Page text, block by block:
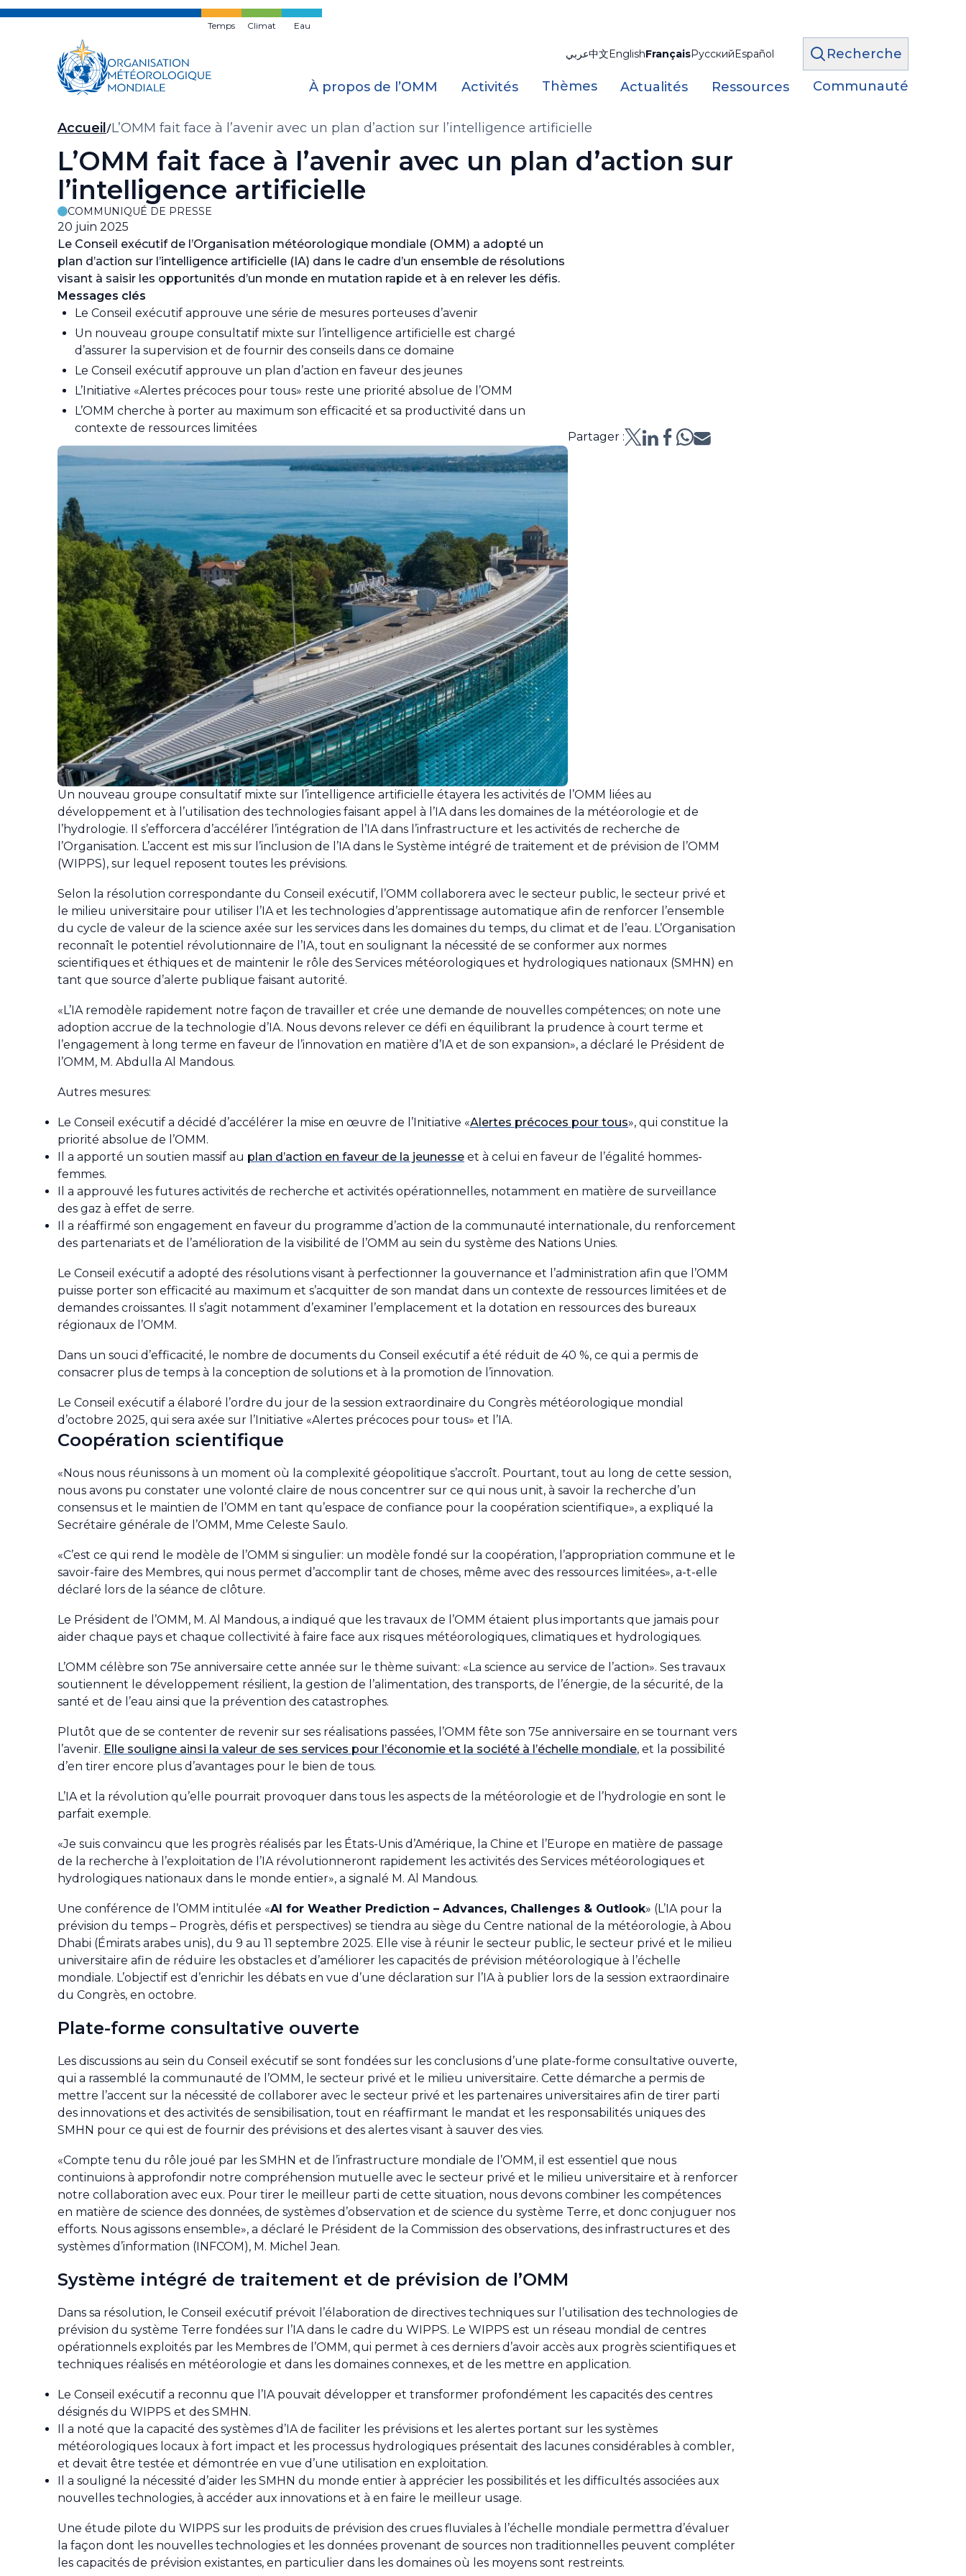
Skip
Temps Climat Eau
عربي中文EnglishFrançaisРусскийEspañol Recherche
À propos de l’OMM Activités Thèmes Actualités Ressources Communauté
Fil
d'Ariane
Accueil L’OMM fait face à l’avenir avec un plan d’action sur l’intelligence artificielle
L’OMM fait face à l’avenir avec un plan d’action sur
l’intelligence artificielle
COMMUNIQUÉ DE PRESSE
20 juin 2025
Le Conseil exécutif de l’Organisation météorologique mondiale (OMM) a adopté un
plan d’action sur l’intelligence artificielle (IA) dans le cadre d’un ensemble de résolutions
visant à saisir les opportunités d’un monde en mutation rapide et à en relever les défis.
Messages clés
Le Conseil exécutif approuve une série de mesures porteuses d’avenir
Un nouveau groupe consultatif mixte sur l’intelligence artificielle est chargé
d’assurer la supervision et de fournir des conseils dans ce domaine
Le Conseil exécutif approuve un plan d’action en faveur des jeunes
L’Initiative «Alertes précoces pour tous» reste une priorité absolue de l’OMM
L’OMM cherche à porter au maximum son efficacité et sa productivité dans un
contexte de ressources limitées
Partager :
Un nouveau groupe consultatif mixte sur l’intelligence artificielle étayera les activités de l’OMM liées au
développement et à l’utilisation des technologies faisant appel à l’IA dans les domaines de la météorologie et de
l’hydrologie. Il s’efforcera d’accélérer l’intégration de l’IA dans l’infrastructure et les activités de recherche de
l’Organisation. L’accent est mis sur l’inclusion de l’IA dans le Système intégré de traitement et de prévision de l’OMM
(WIPPS), sur lequel reposent toutes les prévisions.
Selon la résolution correspondante du Conseil exécutif, l’OMM collaborera avec le secteur public, le secteur privé et
le milieu universitaire pour utiliser l’IA et les technologies d’apprentissage automatique afin de renforcer l’ensemble
du cycle de valeur de la science axée sur les services dans les domaines du temps, du climat et de l’eau. L’Organisation
reconnaît le potentiel révolutionnaire de l’IA, tout en soulignant la nécessité de se conformer aux normes
scientifiques et éthiques et de maintenir le rôle des Services météorologiques et hydrologiques nationaux (SMHN) en
tant que source d’alerte publique faisant autorité.
«L’IA remodèle rapidement notre façon de travailler et crée une demande de nouvelles compétences; on note une
adoption accrue de la technologie d’IA. Nous devons relever ce défi en équilibrant la prudence à court terme et
l’engagement à long terme en faveur de l’innovation en matière d’IA et de son expansion», a déclaré le Président de
l’OMM, M. Abdulla Al Mandous.
Autres mesures:
Le Conseil exécutif a décidé d’accélérer la mise en œuvre de l’Initiative «Alertes précoces pour tous», qui constitue la
priorité absolue de l’OMM.
Il a apporté un soutien massif au plan d’action en faveur de la jeunesse et à celui en faveur de l’égalité hommes-
femmes.
Il a approuvé les futures activités de recherche et activités opérationnelles, notamment en matière de surveillance
des gaz à effet de serre.
Il a réaffirmé son engagement en faveur du programme d’action de la communauté internationale, du renforcement
des partenariats et de l’amélioration de la visibilité de l’OMM au sein du système des Nations Unies.
Le Conseil exécutif a adopté des résolutions visant à perfectionner la gouvernance et l’administration afin que l’OMM
puisse porter son efficacité au maximum et s’acquitter de son mandat dans un contexte de ressources limitées et de
demandes croissantes. Il s’agit notamment d’examiner l’emplacement et la dotation en ressources des bureaux
régionaux de l’OMM.
Dans un souci d’efficacité, le nombre de documents du Conseil exécutif a été réduit de 40 %, ce qui a permis de
consacrer plus de temps à la conception de solutions et à la promotion de l’innovation.
Le Conseil exécutif a élaboré l’ordre du jour de la session extraordinaire du Congrès météorologique mondial
d’octobre 2025, qui sera axée sur l’Initiative «Alertes précoces pour tous» et l’IA.
Coopération scientifique
«Nous nous réunissons à un moment où la complexité géopolitique s’accroît. Pourtant, tout au long de cette session,
nous avons pu constater une volonté claire de nous concentrer sur ce qui nous unit, à savoir la recherche d’un
consensus et le maintien de l’OMM en tant qu’espace de confiance pour la coopération scientifique», a expliqué la
Secrétaire générale de l’OMM, Mme Celeste Saulo.
«C’est ce qui rend le modèle de l’OMM si singulier: un modèle fondé sur la coopération, l’appropriation commune et le
savoir-faire des Membres, qui nous permet d’accomplir tant de choses, même avec des ressources limitées», a-t-elle
déclaré lors de la séance de clôture.
Le Président de l’OMM, M. Al Mandous, a indiqué que les travaux de l’OMM étaient plus importants que jamais pour
aider chaque pays et chaque collectivité à faire face aux risques météorologiques, climatiques et hydrologiques.
L’OMM célèbre son 75e anniversaire cette année sur le thème suivant: «La science au service de l’action». Ses travaux
soutiennent le développement résilient, la gestion de l’alimentation, des transports, de l’énergie, de la sécurité, de la
santé et de l’eau ainsi que la prévention des catastrophes.
Plutôt que de se contenter de revenir sur ses réalisations passées, l’OMM fête son 75e anniversaire en se tournant vers
l’avenir. Elle souligne ainsi la valeur de ses services pour l’économie et la société à l’échelle mondiale, et la possibilité
d’en tirer encore plus d’avantages pour le bien de tous.
L’IA et la révolution qu’elle pourrait provoquer dans tous les aspects de la météorologie et de l’hydrologie en sont le
parfait exemple.
«Je suis convaincu que les progrès réalisés par les États-Unis d’Amérique, la Chine et l’Europe en matière de passage
de la recherche à l’exploitation de l’IA révolutionneront rapidement les activités des Services météorologiques et
hydrologiques nationaux dans le monde entier», a signalé M. Al Mandous.
Une conférence de l’OMM intitulée «AI for Weather Prediction – Advances, Challenges & Outlook» (L’IA pour la
prévision du temps – Progrès, défis et perspectives) se tiendra au siège du Centre national de la météorologie, à Abou
Dhabi (Émirats arabes unis), du 9 au 11 septembre 2025. Elle vise à réunir le secteur public, le secteur privé et le milieu
universitaire afin de réduire les obstacles et d’améliorer les capacités de prévision météorologique à l’échelle
mondiale. L’objectif est d’enrichir les débats en vue d’une déclaration sur l’IA à publier lors de la session extraordinaire
du Congrès, en octobre.
Plate-forme consultative ouverte
Les discussions au sein du Conseil exécutif se sont fondées sur les conclusions d’une plate-forme consultative ouverte,
qui a rassemblé la communauté de l’OMM, le secteur privé et le milieu universitaire. Cette démarche a permis de
mettre l’accent sur la nécessité de collaborer avec le secteur privé et les partenaires universitaires afin de tirer parti
des innovations et des activités de sensibilisation, tout en réaffirmant le mandat et les responsabilités uniques des
SMHN pour ce qui est de fournir des prévisions et des alertes visant à sauver des vies.
«Compte tenu du rôle joué par les SMHN et de l’infrastructure mondiale de l’OMM, il est essentiel que nous
continuions à approfondir notre compréhension mutuelle avec le secteur privé et le milieu universitaire et à renforcer
notre collaboration avec eux. Pour tirer le meilleur parti de cette situation, nous devons combiner les compétences
en matière de science des données, de systèmes d’observation et de science du système Terre, et donc conjuguer nos
efforts. Nous agissons ensemble», a déclaré le Président de la Commission des observations, des infrastructures et des
systèmes d’information (INFCOM), M. Michel Jean.
Système intégré de traitement et de prévision de l’OMM
Dans sa résolution, le Conseil exécutif prévoit l’élaboration de directives techniques sur l’utilisation des technologies de
prévision du système Terre fondées sur l’IA dans le cadre du WIPPS. Le WIPPS est un réseau mondial de centres
opérationnels exploités par les Membres de l’OMM, qui permet à ces derniers d’avoir accès aux progrès scientifiques et
techniques réalisés en météorologie et dans les domaines connexes, et de les mettre en application.
Le Conseil exécutif a reconnu que l’IA pouvait développer et transformer profondément les capacités des centres
désignés du WIPPS et des SMHN.
Il a noté que la capacité des systèmes d’IA de faciliter les prévisions et les alertes portant sur les systèmes
météorologiques locaux à fort impact et les processus hydrologiques présentait des lacunes considérables à combler,
et devait être testée et démontrée en vue d’une utilisation en exploitation.
Il a souligné la nécessité d’aider les SMHN du monde entier à apprécier les possibilités et les difficultés associées aux
nouvelles technologies, à accéder aux innovations et à en faire le meilleur usage.
Une étude pilote du WIPPS sur les produits de prévision des crues fluviales à l’échelle mondiale permettra d’évaluer
la façon dont les nouvelles technologies et les données provenant de sources non traditionnelles peuvent compléter
les capacités de prévision existantes, en particulier dans les domaines où les moyens sont restreints.